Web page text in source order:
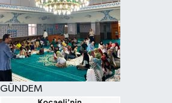
GÜNDEM
Süper Lig Puan Durumu ve
Tüm Manşetler
Son Dakika Haberleri
Haber Arşivi